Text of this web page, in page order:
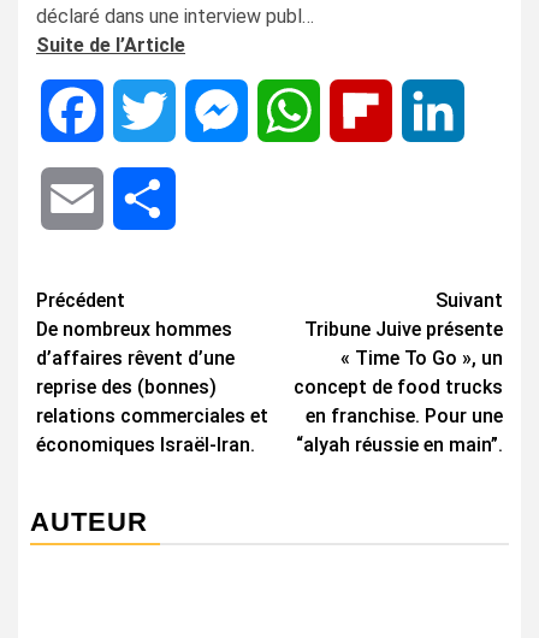
déclaré dans une interview publ…
Suite de l’Article
Facebook Twitter MessengerWhatsApp Flipboard
Email
Navigation
d’article
Précédent
De nombreux hommes
d’affaires rêvent d’une
reprise des (bonnes)
relations commerciales et
économiques Israël-Iran.
Suivant
Tribune Juive présente
« Time To Go », un
concept de food trucks
en franchise. Pour une
“alyah réussie en main”.
AUTEUR